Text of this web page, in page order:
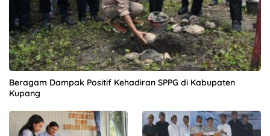
Beragam Dampak Positif Kehadiran SPPG di Kabupaten
Kupang